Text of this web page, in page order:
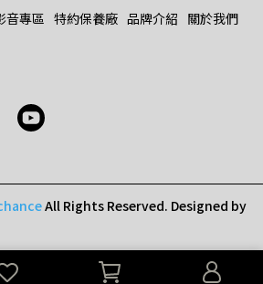
音專區 特約保養廠 品牌介紹 關於我們
All Rights Reserved. Designed by